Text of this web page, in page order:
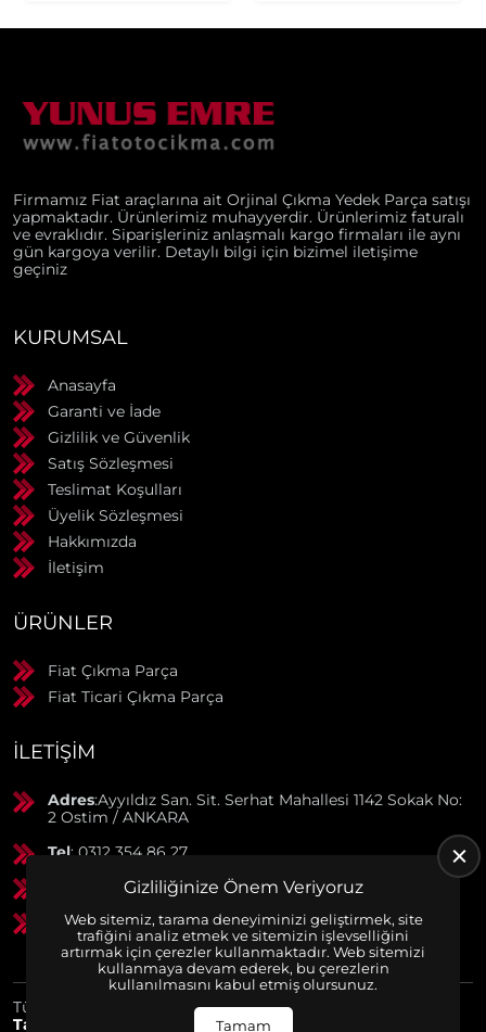
Firmamız Fiat araçlarına ait Orjinal Çıkma Yedek Parça satışı
yapmaktadır. Ürünlerimiz muhayyerdir. Ürünlerimiz faturalı
ve evraklıdır. Siparişleriniz anlaşmalı kargo firmaları ile aynı
gün kargoya verilir. Detaylı bilgi için bizimel iletişime
geçiniz
KURUMSAL
Anasayfa
Garanti ve İade
Gizlilik ve Güvenlik
Satış Sözleşmesi
Teslimat Koşulları
Üyelik Sözleşmesi
Hakkımızda
İletişim
ÜRÜNLER
Fiat Çıkma Parça
Fiat Ticari Çıkma Parça
İLETIŞIM
Adres:Ayyıldız San. Sit. Serhat Mahallesi 1142 Sokak No:
2 Ostim / ANKARA
Tel: 0312 354 86 27
: 0506 369 50 55
GSM: 0553 790 38 01
Tüm Hakları Saklıdır. | Bu site Us Yazılım
Tasarım
Paketleri ile Hazırlanmıştır. © 2025
Gizliliğinize Önem Veriyoruz
Web sitemiz, tarama deneyiminizi geliştirmek, site
trafiğini analiz etmek ve sitemizin işlevselliğini
artırmak için çerezler kullanmaktadır. Web sitemizi
kullanmaya devam ederek, bu çerezlerin
kullanılmasını kabul etmiş olursunuz.
Tamam